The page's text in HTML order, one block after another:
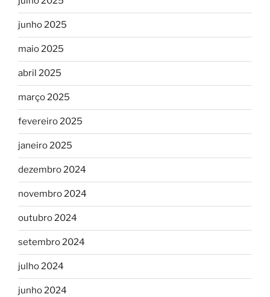
junho 2025
maio 2025
abril 2025
março 2025
fevereiro 2025
janeiro 2025
dezembro 2024
novembro 2024
outubro 2024
setembro 2024
julho 2024
junho 2024